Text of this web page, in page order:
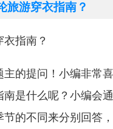
旅游穿衣指南？
指南？
的提问！小编非常
是什么呢？小编会
的不同来分别回答